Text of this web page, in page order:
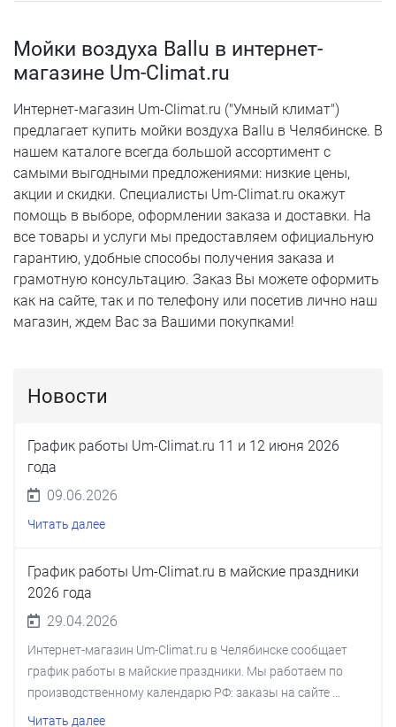
Новости
График работы Um-Climat.ru 11 и 12 июня 2026
года
09.06.2026
Читать далее
График работы Um-Climat.ru в майские праздники
2026 года
29.04.2026
Интернет-магазин Um-Climat.ru в Челябинске сообщает
график работы в майские праздники. Мы работаем по
производственному календарю РФ: заказы на сайте ...
Читать далее
Мойки воздуха Ballu в интернет-
магазине Um-Climat.ru
Интернет-магазин Um-Climat.ru ("Умный климат")
предлагает купить мойки воздуха Ballu в Челябинске. В
нашем каталоге всегда большой ассортимент с
самыми выгодными предложениями: низкие цены,
акции и скидки. Специалисты Um-Climat.ru окажут
помощь в выборе, оформлении заказа и доставки. На
все товары и услуги мы предоставляем официальную
гарантию, удобные способы получения заказа и
грамотную консультацию. Заказ Вы можете оформить
как на сайте, так и по телефону или посетив лично наш
магазин, ждем Вас за Вашими покупками!